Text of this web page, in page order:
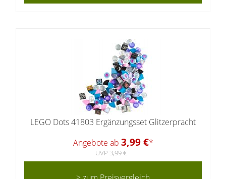
LEGO Dots 41803 Ergänzungsset Glitzerpracht
Angebote ab 3,99 €*
UVP 3,99 €